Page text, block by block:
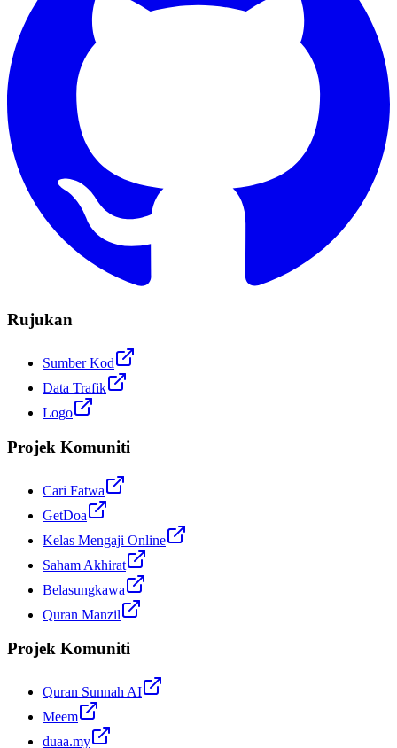
Rujukan
Sumber Kod
Data Trafik
Logo
Projek Komuniti
Cari Fatwa
GetDoa
Kelas Mengaji Online
Saham Akhirat
Belasungkawa
Quran Manzil
Projek Komuniti
Quran Sunnah AI
Meem
duaa.my